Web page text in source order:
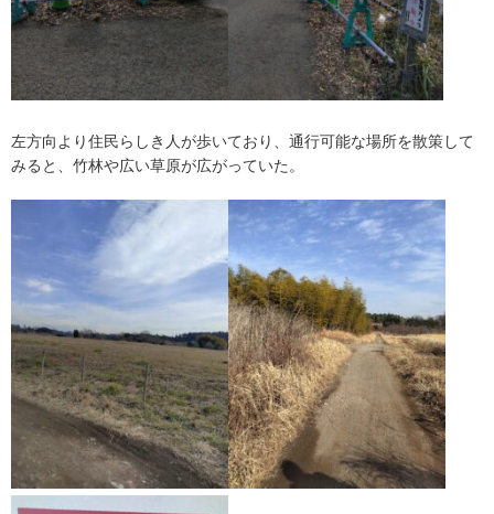
左方向より住民らしき人が歩いており、通行可能な場所を散策して
みると、竹林や広い草原が広がっていた。